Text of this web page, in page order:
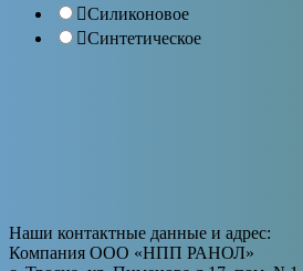
Силиконовое
Синтетическое
Наши контактные данные и адрес:
Компания ООО «НПП РАНОЛ»